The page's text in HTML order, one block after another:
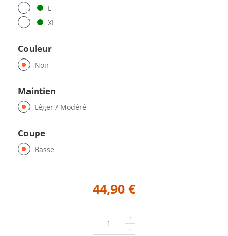
L
XL
Couleur
Noir
Maintien
Léger / Modéré
Coupe
Basse
44,90 €
+
-